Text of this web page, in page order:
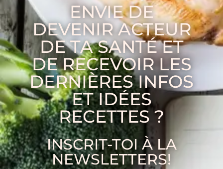
ENVIE DE
DEVENIR ACTEUR
DE TA SANTÉ ET
DE RECEVOIR LES
DERNIÈRES INFOS
ET IDÉES
RECETTES ?
INSCRIT-TOI À LA
NEWSLETTERS!